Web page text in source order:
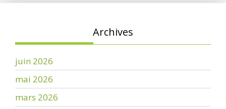
Archives
juin 2026
mai 2026
mars 2026